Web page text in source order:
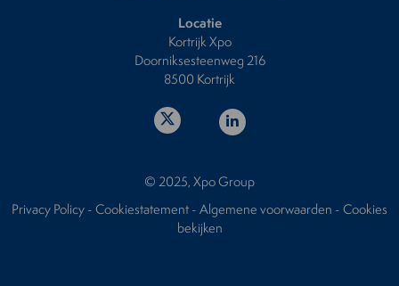
Locatie
Kortrijk Xpo
Doorniksesteenweg 216
8500 Kortrijk
© 2025, Xpo Group
Privacy Policy-Cookiestatement-Algemene voorwaarden -Cookies
bekijken